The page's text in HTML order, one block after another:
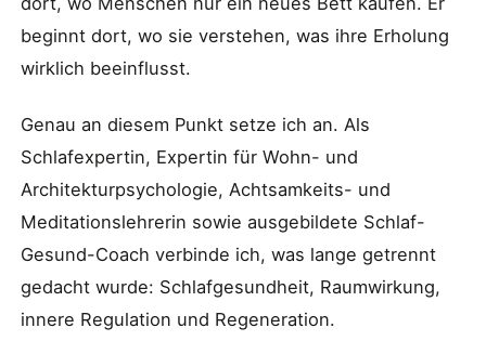
beginnt dort, wo sie verstehen, was ihre Erholung
wirklich beeinflusst.
Genau an diesem Punkt setze ich an. Als
Schlafexpertin, Expertin für Wohn- und
Architekturpsychologie, Achtsamkeits- und
Meditationslehrerin sowie ausgebildete Schlaf-
Gesund-Coach verbinde ich, was lange getrennt
gedacht wurde: Schlafgesundheit, Raumwirkung,
innere Regulation und Regeneration.